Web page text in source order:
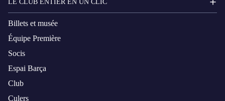
LE CLUB ENTIER EN UN CLIC
Billets et musée
Équipe Première
Socis
Espai Barça
Club
Culers